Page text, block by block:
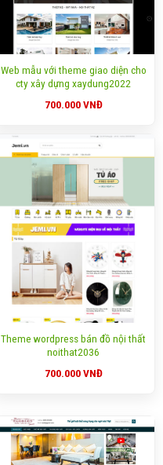
Web mẫu với theme giao diện cho
cty xây dựng xaydung2022
700.000VNĐ
Theme wordpress bán đồ nội thất
noithat2036
700.000VNĐ